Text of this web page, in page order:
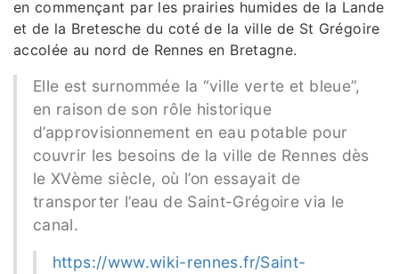
en commençant par les prairies humides de la Lande
et de la Bretesche du coté de la ville de St Grégoire
accolée au nord de Rennes en Bretagne.
Elle est surnommée la “ville verte et bleue”,
en raison de son rôle historique
d’approvisionnement en eau potable pour
couvrir les besoins de la ville de Rennes dès
le XVème siècle, où l’on essayait de
transporter l’eau de Saint-Grégoire via le
canal.
https://www.wiki-rennes.fr/Saint-